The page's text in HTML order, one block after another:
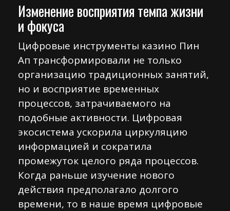
Изменение восприятия темпа жизни
и фокуса
Цифровые инструменты казино Пин
Ап трансформировали не только
организацию традиционных занятий,
но и восприятие временных
процессов, затрачиваемого на
подобные активности. Цифровая
экосистема ускорила циркуляцию
информацией и сократила
промежуток целого ряда процессов.
Когда раньше изучение нового
действия предполагало долгого
времени, то в наше время цифровые